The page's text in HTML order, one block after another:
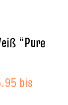
“Pure
bis